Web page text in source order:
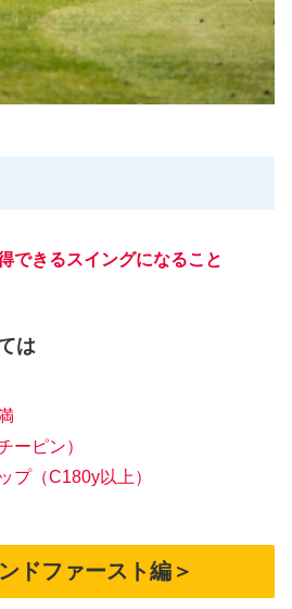
できるスイングになること
は
ーピン）
（C180y以上）
ドファースト編＞